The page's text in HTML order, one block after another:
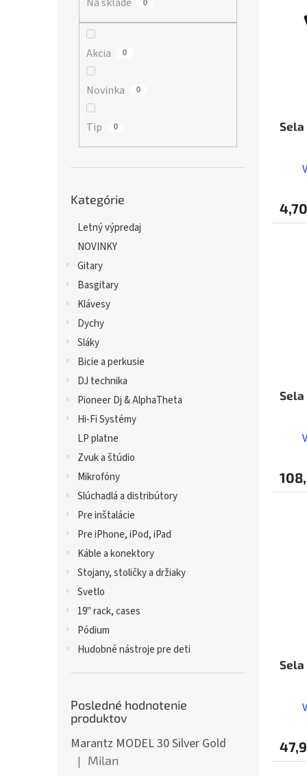
0
Akcia 0
Novinka 0
Tip 0
kategórie
Kategórie
Letný výpredaj
NOVINKY
Gitary
Basgitary
Klávesy
Dychy
Sláky
Bicie a perkusie
DJ technika
Pioneer Dj & AlphaTheta
Hi-Fi Systémy
LP platne
Zvuk a štúdio
Mikrofóny
Slúchadlá a distribútory
Pre inštalácie
Pre iPhone, iPod, iPad
Káble a konektory
Stojany, stoličky a držiaky
Svetlo
19" rack, cases
Pódium
Hudobné nástroje pre deti
Posledné hodnotenie
produktov
Marantz MODEL 30 Silver Gold
Hodnotenie produktu je 5 z 5 hviezdičiek.
| Milan
Sela
Sela
Sela